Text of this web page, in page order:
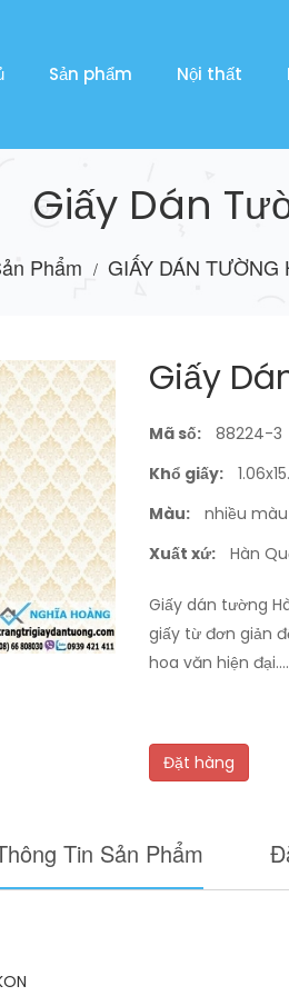
Sản phẩm Nội thất
Giấy Dán
Phẩm / GIẤY DÁN TƯỜNG
Giấy
Mã số:
88224-3
Khổ giấy:
Màu:
nhiều màu
Xuất xứ:
Hàn
Giấy dán tường
giấy từ đơn giản
hoa văn hiện
Đặt hàng
Tin Sản Phẩm